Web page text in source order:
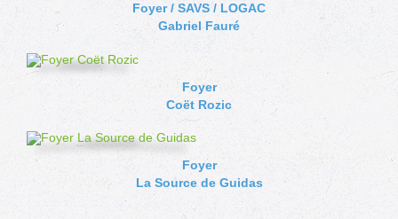
Foyer / SAVS / LOGAC
Gabriel Fauré
Foyer
Coët Rozic
Foyer
La Source de Guidas